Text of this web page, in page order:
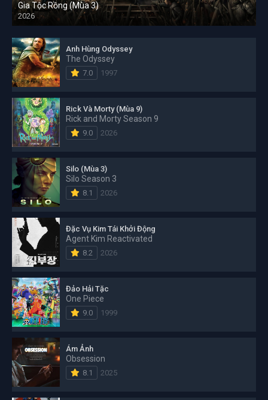
Gia Tộc Rồng (Mùa 3)
2026
Anh Hùng Odyssey
The Odyssey
7.0 1997
Rick Và Morty (Mùa 9)
Rick and Morty Season 9
9.0 2026
Silo (Mùa 3)
Silo Season 3
8.1 2026
Đặc Vụ Kim Tái Khởi Động
Agent Kim Reactivated
8.2 2026
Đảo Hải Tặc
One Piece
9.0 1999
Ám Ảnh
Obsession
8.1 2025